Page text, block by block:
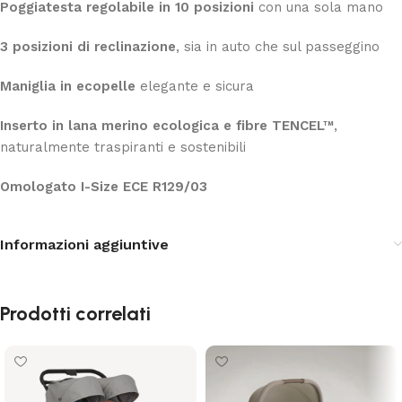
Poggiatesta regolabile in 10 posizioni con una sola mano
3 posizioni di reclinazione, sia in auto che sul passeggino
Maniglia in ecopelle elegante e sicura
Inserto in lana merino ecologica e fibre TENCEL™,
naturalmente traspiranti e sostenibili
Omologato I-Size ECE R129/03
Informazioni aggiuntive
Prodotti correlati